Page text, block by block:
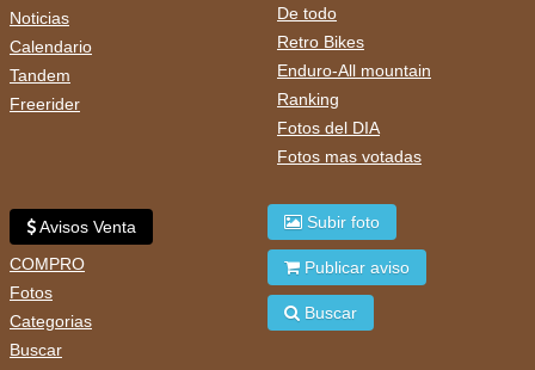
Noticias
Calendario
Tandem
Freerider
De todo
Retro Bikes
Enduro-All mountain
Ranking
Fotos del DIA
Fotos mas votadas
Avisos Venta
COMPRO
Fotos
Categorias
Buscar
Subir foto
Publicar aviso
Buscar